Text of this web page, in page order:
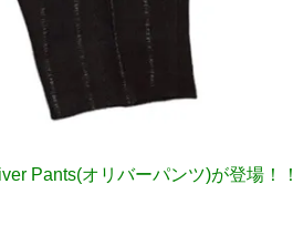
Pants(オリバーパンツ)が登場！！